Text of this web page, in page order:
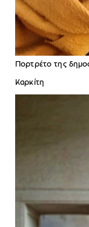
Πορτρέτο της
Καρκίτη